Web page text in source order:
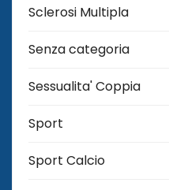
Sclerosi Multipla
Senza categoria
Sessualita' Coppia
Sport
Sport Calcio